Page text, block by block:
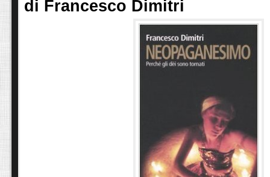
di Francesco Dimitri